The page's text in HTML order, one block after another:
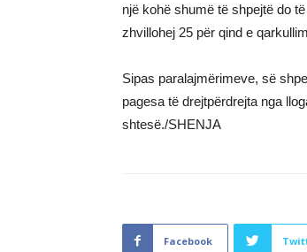
një kohë shumë të shpejtë do
zhvillohej 25 për qind e
Sipas paralajmërimeve, së
pagesa të drejtpërdrejta nga
shtesë./SHENJA
Facebook